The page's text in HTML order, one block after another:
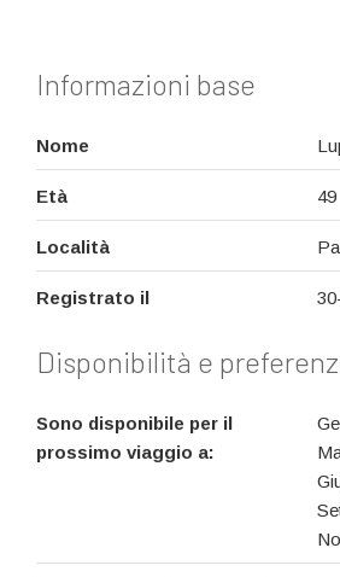
Informazioni base
Nome
Età 49
Località
Registrato il
Disponibilità e
Sono disponibile per il
prossimo viaggio a: